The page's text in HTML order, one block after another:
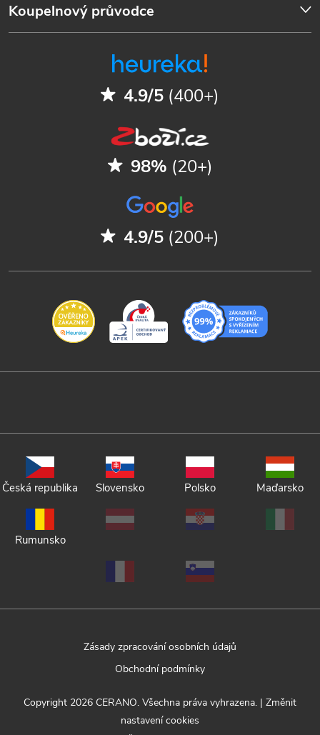
Koupelnový průvodce
4.9/5 (400+)
98% (20+)
4.9/5 (200+)
Česká republika Slovensko Polsko Maďarsko
Rumunsko
Zásady zpracování osobních údajů
Obchodní podmínky
Copyright 2026 CERANO. Všechna práva vyhrazena. | Změnit
nastavení cookies